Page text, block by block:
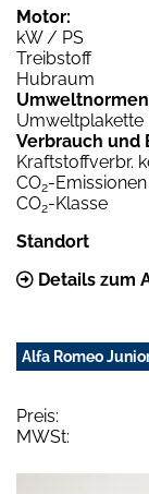
Motor:
kW / PS
Treibstoff
Hubraum
Umweltplakette
Verbrauch und
Kraftstoffverbr.
CO2-
CO2-Klasse
Standort
Details zum
Alfa Romeo
Preis:
MWSt: